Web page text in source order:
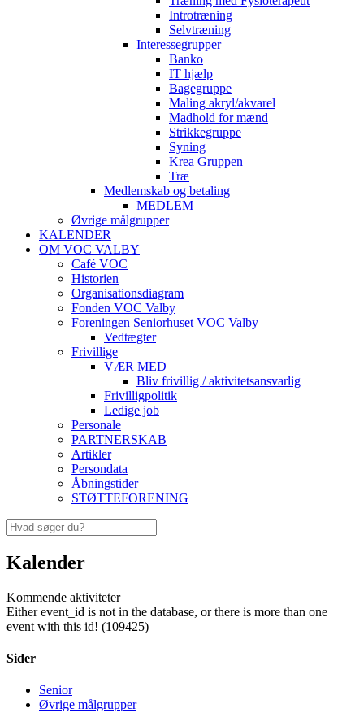
Introtræning
Selvtræning
Interessegrupper
Banko
IT hjælp
Bagegruppe
Maling akryl/akvarel
Madhold for mænd
Strikkegruppe
Syning
Krea Gruppen
Træ
Medlemskab og betaling
MEDLEM
Øvrige målgrupper
KALENDER
OM VOC VALBY
Café VOC
Historien
Organisationsdiagram
Fonden VOC Valby
Foreningen Seniorhuset VOC Valby
Vedtægter
Frivillige
VÆR MED
Bliv frivillig / aktivitetsansvarlig
Frivilligpolitik
Ledige job
Personale
PARTNERSKAB
Artikler
Persondata
Åbningstider
STØTTEFORENING
Kalender
Kommende aktiviteter
Either event_id is not in the database, or there is more than one
event with this id! (109425)
Sider
Senior
Øvrige målgrupper